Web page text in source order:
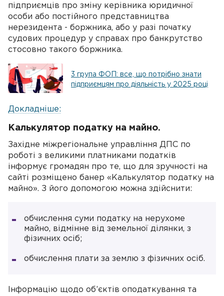
підприємців про зміну керівника юридичної
особи або постійного представництва
нерезидента - боржника, або у разі початку
судових процедур у справах про банкрутство
стосовно такого боржника.
3 група ФОП: все, що потрібно знати
підприємцям про діяльність у 2025 році
Докладніше:
Калькулятор податку на майно.
Західне міжрегіональне управління ДПС по
роботі з великими платниками податків
інформує громадян про те, що для зручності на
сайті розміщено банер «Калькулятор податку на
майно». З його допомогою можна здійснити:
обчислення суми податку на нерухоме
майно, відмінне від земельної ділянки, з
фізичних осіб;
обчислення плати за землю з фізичних осіб.
Інформацію щодо об’єктів оподаткування та